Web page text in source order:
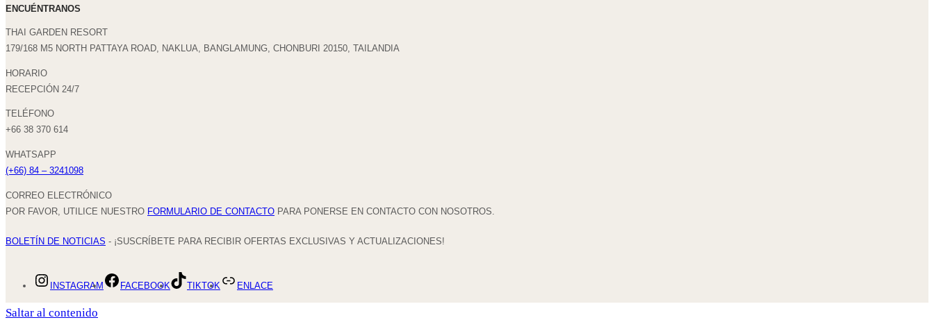
ENCUÉNTRANOS
THAI GARDEN RESORT
179/168 M5 NORTH PATTAYA ROAD, NAKLUA, BANGLAMUNG, CHONBURI 20150, TAILANDIA
HORARIO
RECEPCIÓN 24/7
TELÉFONO
+66 38 370 614
WHATSAPP
(+66) 84 – 3241098
CORREO ELECTRÓNICO
POR FAVOR, UTILICE NUESTRO FORMULARIO DE CONTACTO PARA PONERSE EN CONTACTO CON NOSOTROS.
BOLETÍN DE NOTICIAS - ¡SUSCRÍBETE PARA RECIBIR OFERTAS EXCLUSIVAS Y ACTUALIZACIONES!
INSTAGRAM FACEBOOK TIKTOK ENLACE
Saltar al contenido